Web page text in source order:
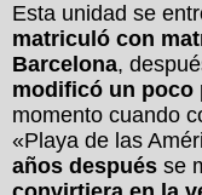
Esta unidad se
matriculó con
Barcelona,
modificó un poco
momento cuando
«Playa de las
años después se